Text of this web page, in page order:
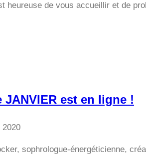
heureuse de vous accueillir et de
est en ligne !
2020
sophrologue-énergéticienne,